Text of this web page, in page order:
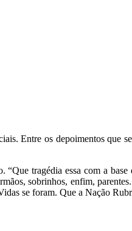
Entre os depoimentos que
tragédia essa com a base
sobrinhos, enfim,
se foram. Que a Nação